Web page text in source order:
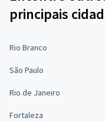
principais
Rio Branco
São Paulo
Rio de Janeiro
Fortaleza